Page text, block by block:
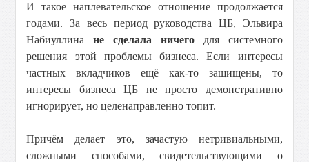
И такое наплевательское отношение продолжается
годами. За весь период руководства ЦБ, Эльвира
Набиуллинане сделала ничего для системного
решения этой проблемы бизнеса. Если интересы
частных вкладчиков ещё как-то защищены, то
интересы бизнеса ЦБ не просто демонстративно
игнорирует, но целенаправленно топит.
Причём делает это, зачастую нетривиальными,
сложными способами, свидетельствующими о